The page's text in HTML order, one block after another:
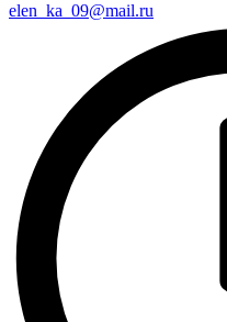
elen_ka_09@mail.ru